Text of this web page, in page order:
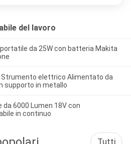
del lavoro
da 25W con batteria Makita
Strumento elettrico Alimentato da
supporto in metallo
6000 Lumen 18V con
in continuo
Tutti